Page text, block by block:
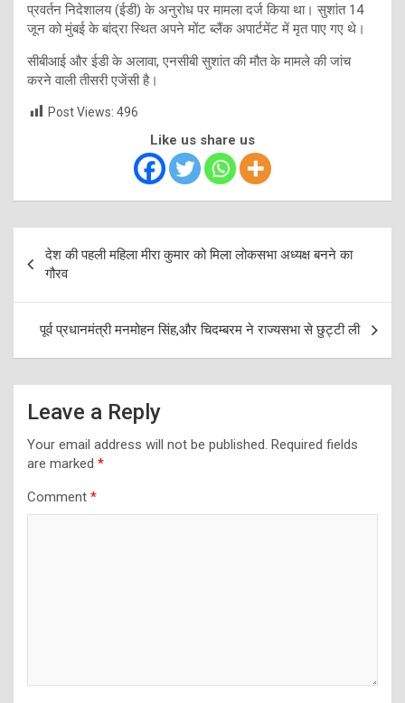
प्रवर्तन निदेशालय (ईडी) के अनुरोध पर मामला दर्ज किया था। सुशांत 14
जून को मुंबई के बांद्रा स्थित अपने मोंट ब्लैंक अपार्टमेंट में मृत पाए गए थे।
सीबीआई और ईडी के अलावा, एनसीबी सुशांत की मौत के मामले की जांच
करने वाली तीसरी एजेंसी है।
Post Views: 496
Like us share us
Post
navigation
देश की पहली महिला मीरा कुमार को मिला लोकसभा अध्यक्ष बनने का
गौरव
पूर्व प्रधानमंत्री मनमोहन सिंह,और चिदम्बरम ने राज्यसभा से छुट्टी ली
Leave a Reply
Your email address will not be published. Required fields
are marked *
Comment *